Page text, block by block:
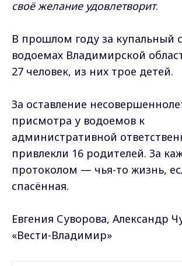
своё желание удовлетворит.
В прошлом году за купальный
водоемах Владимирской
27 человек, из них трое детей.
За оставление
присмотра у водоемов к
административной
привлекли 16 родителей. За
протоколом — чья-то жизнь,
спасённая.
Евгения Суворова, Александр
«Вести-Владимир»